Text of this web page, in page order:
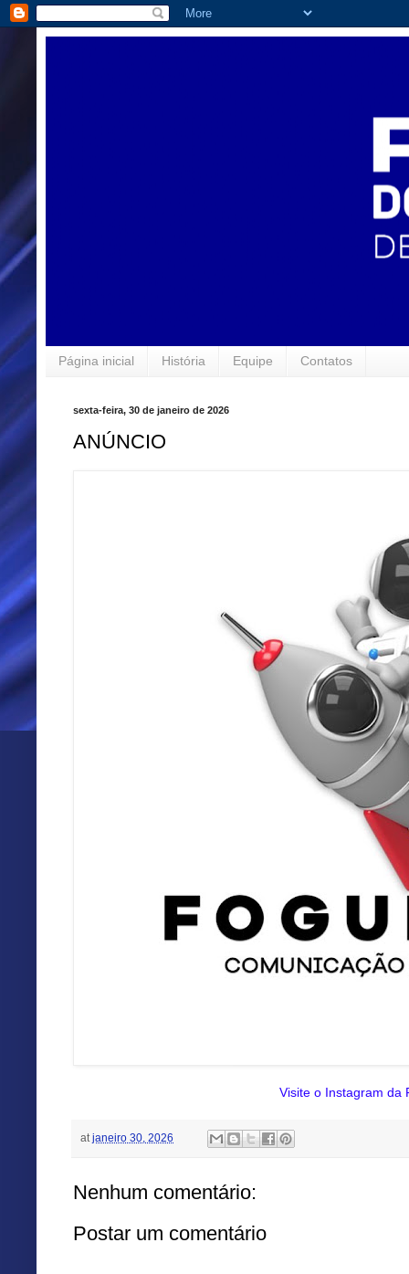
Página inicial História Equipe Contatos
sexta-feira, 30 de janeiro de 2026
ANÚNCIO
Visite o Instagram da
at janeiro 30, 2026
Nenhum comentário:
Postar um comentário